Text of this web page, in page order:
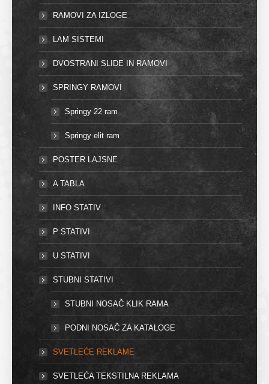
RAMOVI ZA IZLOGE
LAM SISTEMI
DVOSTRANI SLIDE IN RAMOVI
SPRINGY RAMOVI
Springy 22 ram
Springy elit ram
POSTER LAJSNE
A TABLA
INFO STATIV
P STATIVI
U STATIVI
STUBNI STATIVI
STUBNI NOSAČ KLIK RAMA
PODNI NOSAČ ZA KATALOGE
SVETLEĆE REKLAME
SVETLEĆA TEKSTILNA REKLAMA